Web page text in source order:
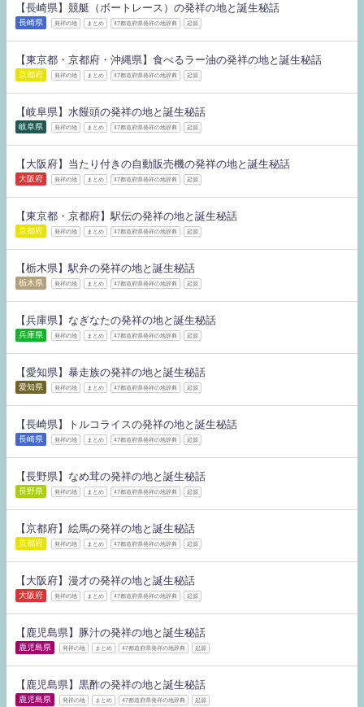
【長崎県】競艇（ボートレース）の発祥の地と誕生秘話
長崎県 発祥の地 まとめ 47都道府県発祥の地辞典 起源
【東京都・京都府・沖縄県】食べるラー油の発祥の地と誕生秘話
京都府 発祥の地 まとめ 47都道府県発祥の地辞典 起源
【岐阜県】水饅頭の発祥の地と誕生秘話
岐阜県 発祥の地 まとめ 47都道府県発祥の地辞典 起源
【大阪府】当たり付きの自動販売機の発祥の地と誕生秘話
大阪府 発祥の地 まとめ 47都道府県発祥の地辞典 起源
【東京都・京都府】駅伝の発祥の地と誕生秘話
京都府 発祥の地 まとめ 47都道府県発祥の地辞典 起源
【栃木県】駅弁の発祥の地と誕生秘話
栃木県 発祥の地 まとめ 47都道府県発祥の地辞典 起源
【兵庫県】なぎなたの発祥の地と誕生秘話
兵庫県 発祥の地 まとめ 47都道府県発祥の地辞典 起源
【愛知県】暴走族の発祥の地と誕生秘話
愛知県 発祥の地 まとめ 47都道府県発祥の地辞典 起源
【長崎県】トルコライスの発祥の地と誕生秘話
長崎県 発祥の地 まとめ 47都道府県発祥の地辞典 起源
【長野県】なめ茸の発祥の地と誕生秘話
長野県 発祥の地 まとめ 47都道府県発祥の地辞典 起源
【京都府】絵馬の発祥の地と誕生秘話
京都府 発祥の地 まとめ 47都道府県発祥の地辞典 起源
【大阪府】漫才の発祥の地と誕生秘話
大阪府 発祥の地 まとめ 47都道府県発祥の地辞典 起源
【鹿児島県】豚汁の発祥の地と誕生秘話
鹿児島県 発祥の地 まとめ 47都道府県発祥の地辞典 起源
【鹿児島県】黒酢の発祥の地と誕生秘話
鹿児島県 発祥の地 まとめ 47都道府県発祥の地辞典 起源